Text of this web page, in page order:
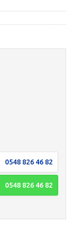
0548 826 46 82
0548 826 46 82